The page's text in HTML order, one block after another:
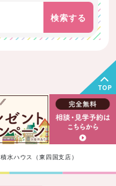
検索する
TOP
積水ハウス（東四国支店）